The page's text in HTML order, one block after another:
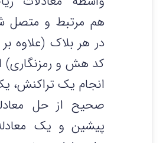
هم مرتبط و متصل
در هر بلاک (علاوه
کد هش و رمزنگاری)
انجام یک تراکنش،
صحیح از حل
پیشین و یک